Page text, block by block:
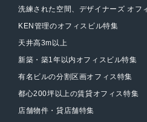
洗練された空間、デザイナーズ オフ
KEN管理のオフィスビル特集
天井高3m以上
新築・築1年以内オフィスビル特集
有名ビルの分割区画オフィス特集
都心200坪以上の賃貸オフィス特集
店舗物件・貸店舗特集